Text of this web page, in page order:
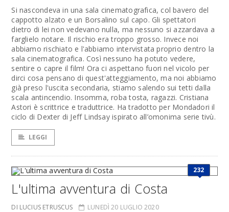
Si nascondeva in una sala cinematografica, col bavero del
cappotto alzato e un Borsalino sul capo. Gli spettatori
dietro di lei non vedevano nulla, ma nessuno si azzardava a
farglielo notare. Il rischio era troppo grosso. Invece noi
abbiamo rischiato e l'abbiamo intervistata proprio dentro la
sala cinematografica. Così nessuno ha potuto vedere,
sentire o capre il film! Ora ci aspettano fuori nel vicolo per
dirci cosa pensano di quest'atteggiamento, ma noi abbiamo
già preso l'uscita secondaria, stiamo salendo sui tetti dalla
scala antincendio. Insomma, roba tosta, ragazzi. Cristiana
Astori è scrittrice e traduttrice. Ha tradotto per Mondadori il
ciclo di Dexter di Jeff Lindsay ispirato all’omonima serie tivù.
LEGGI
232
L'ultima avventura di Costa
DI LUCIUS ETRUSCUS LUNEDÌ 20 LUGLIO 2020